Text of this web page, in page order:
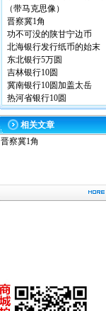
（带马克思像）
晋察冀1角
功不可没的陕甘宁边币
北海银行发行纸币的始末
东北银行5万圆
吉林银行10圆
冀南银行10圆加盖太岳
热河省银行10圆
相关文章
晋察冀1角